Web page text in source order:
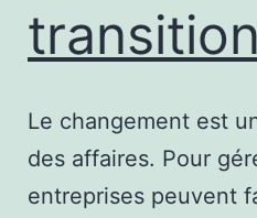
transition
Le changement est
des affaires. Pour
entreprises peuvent